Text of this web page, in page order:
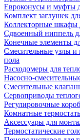
Евроконусы и муфты
Комплект заглушек
Коллекторные шкафы
Сдвоенный ниппель
Конечные элементы
Смесительные узлы и
пола
Расходомеры для
Насосно-
Смесительные
Сервоприводы
Регулировочные
Комнатные
Аксессуары для
Термостатические